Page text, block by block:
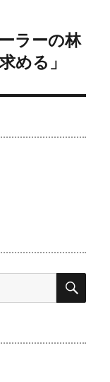
ラーの林
める」
検